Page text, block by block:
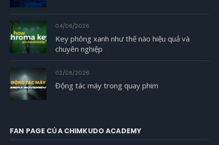
04/08/2026
Key phông xanh như thế nào hiệu quả và
chuyên nghiệp
02/08/2026
Động tác máy trong quay phim
FAN PAGE CỦA CHIMKUDO ACADEMY